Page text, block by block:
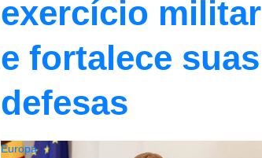
exercício militar
e fortalece suas
defesas
Europa